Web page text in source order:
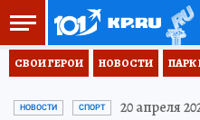
СВОИ ГЕРОИ НОВОСТИ ПАРК
НОВОСТИ СПОРТ 20 апреля